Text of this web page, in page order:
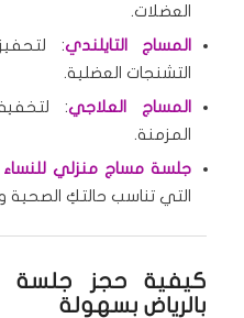
العضلات.
المساج التايلندي:
التشنجات العضلية.
المساج العلاجي:
المزمنة.
جلسة مساج منزلي للنساء
التي تناسب حالتكِ الصحية
كيفية حجز جلسة
بالرياض بسهولة